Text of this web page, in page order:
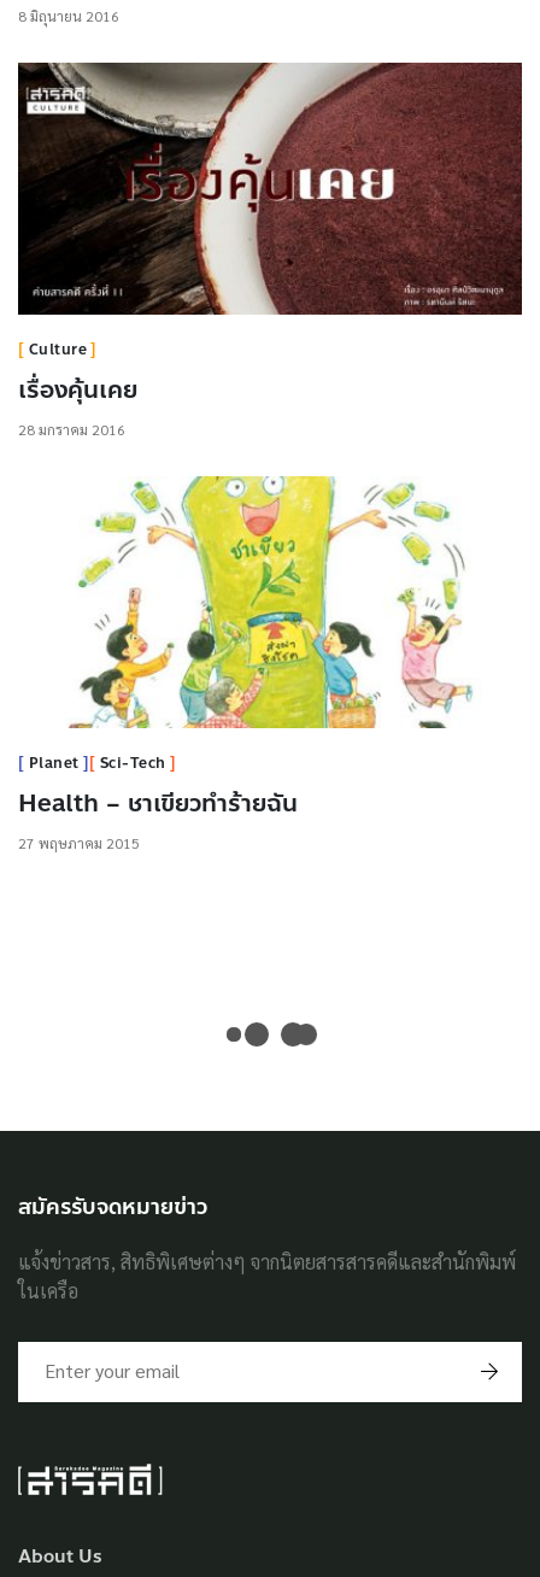
8 มิถุนายน 2016
Culture
เรื่องคุ้นเคย
28 มกราคม 2016
Planet Sci-Tech
Health – ชาเขียวทำร้ายฉัน
27 พฤษภาคม 2015
About Us
สมัครรับจดหมายข่าว
แจ้งข่าวสาร, สิทธิพิเศษต่างๆ จากนิตยสารสารคดีและสำนักพิมพ์
ในเครือ